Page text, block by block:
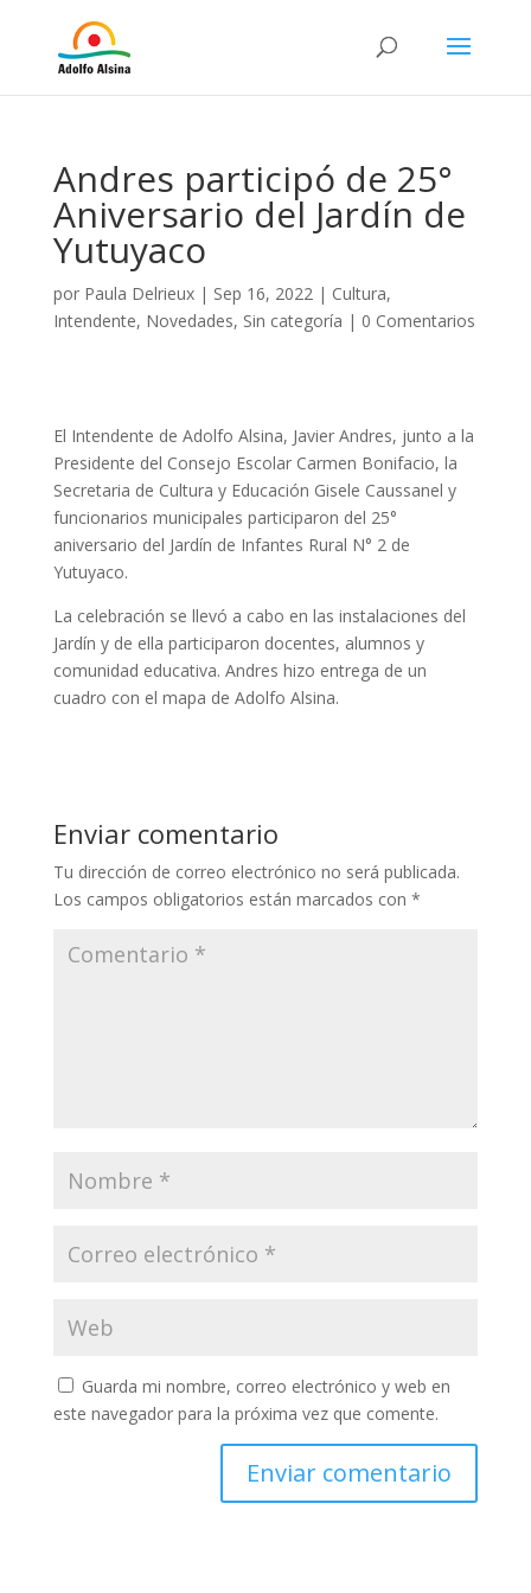
Andres participó de 25°
Aniversario del Jardín de
Yutuyaco
por Paula Delrieux| Sep 16, 2022| Cultura,
Intendente, Novedades, Sin categoría | 0 Comentarios
El Intendente de Adolfo Alsina, Javier Andres, junto a la
Presidente del Consejo Escolar Carmen Bonifacio, la
Secretaria de Cultura y Educación Gisele Caussanel y
funcionarios municipales participaron del 25°
aniversario del Jardín de Infantes Rural N° 2 de
Yutuyaco.
La celebración se llevó a cabo en las instalaciones del
Jardín y de ella participaron docentes, alumnos y
comunidad educativa. Andres hizo entrega de un
cuadro con el mapa de Adolfo Alsina.
Enviar comentario
Tu dirección de correo electrónico no será publicada.
Los campos obligatorios están marcados con *
Guarda mi nombre, correo electrónico y web en
este navegador para la próxima vez que comente.